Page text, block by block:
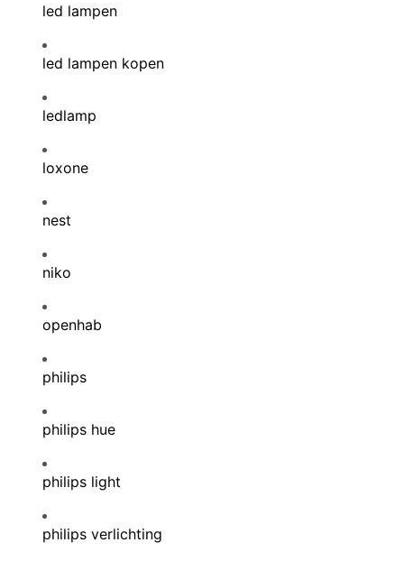
led lampen
led lampen kopen
ledlamp
loxone
nest
niko
openhab
philips
philips hue
philips light
philips verlichting